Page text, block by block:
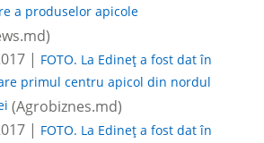
a produselor apicole
| FOTO. La Edineț a fost dat în
primul centru apicol din nordul
(Agrobiznes.md)
| FOTO. La Edineț a fost dat în